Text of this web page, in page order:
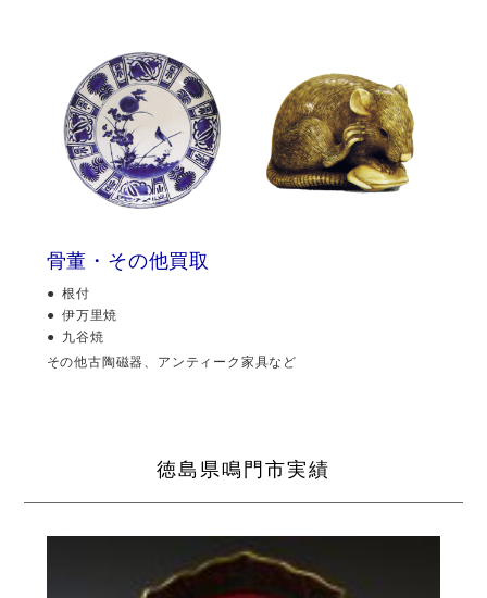
骨董・その他買取
根付
伊万里焼
九谷焼
その他古陶磁器、アンティーク家具など
徳島県鳴門市実績